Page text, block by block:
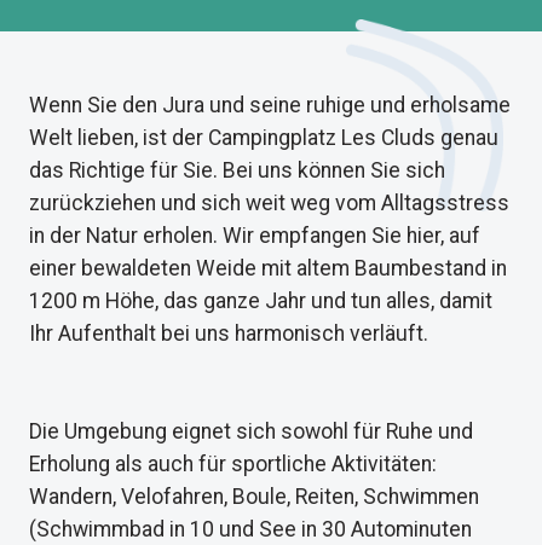
Wenn Sie den Jura und seine ruhige und erholsame
Welt lieben, ist der Campingplatz Les Cluds genau
das Richtige für Sie. Bei uns können Sie sich
zurückziehen und sich weit weg vom Alltagsstress
in der Natur erholen. Wir empfangen Sie hier, auf
einer bewaldeten Weide mit altem Baumbestand in
1200 m Höhe, das ganze Jahr und tun alles, damit
Ihr Aufenthalt bei uns harmonisch verläuft.
Die Umgebung eignet sich sowohl für Ruhe und
Erholung als auch für sportliche Aktivitäten:
Wandern, Velofahren, Boule, Reiten, Schwimmen
(Schwimmbad in 10 und See in 30 Autominuten